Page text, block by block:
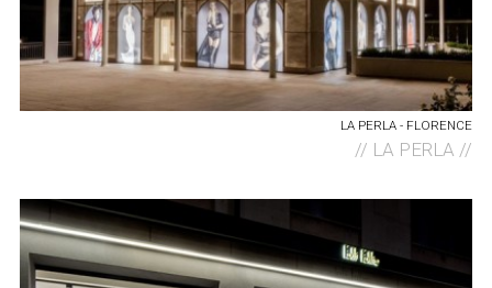
LA PERLA - FLORENCE
// LA PERLA //